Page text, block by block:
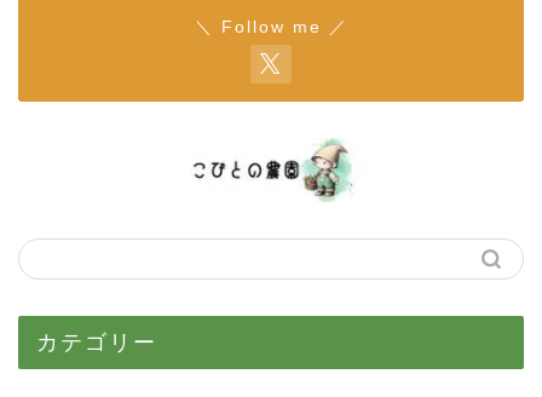
＼ Follow me ／
カテゴリー